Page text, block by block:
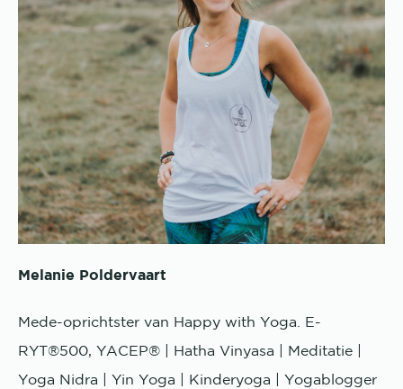
Melanie Poldervaart
Mede-oprichtster van Happy with Yoga. E-
RYT®500, YACEP® | Hatha Vinyasa | Meditatie |
Yoga Nidra | Yin Yoga | Kinderyoga | Yogablogger